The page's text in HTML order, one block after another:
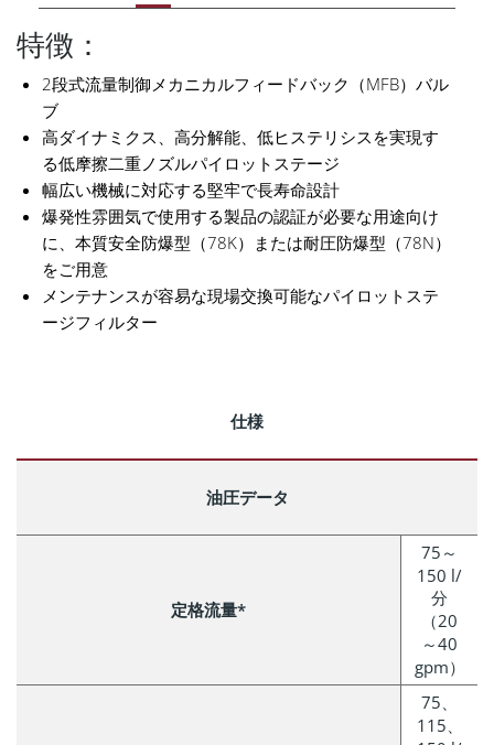
特徴：
2段式流量制御メカニカルフィードバック（MFB）バル
ブ
高ダイナミクス、高分解能、低ヒステリシスを実現す
る低摩擦二重ノズルパイロットステージ
幅広い機械に対応する堅牢で長寿命設計
爆発性雰囲気で使用する製品の認証が必要な用途向け
に、本質安全防爆型（78K）または耐圧防爆型（78N）
をご用意
メンテナンスが容易な現場交換可能なパイロットステ
ージフィルター
仕様
油圧データ
定格流量*
75～
150 l/
分
（20
～40
gpm）
75、
115、